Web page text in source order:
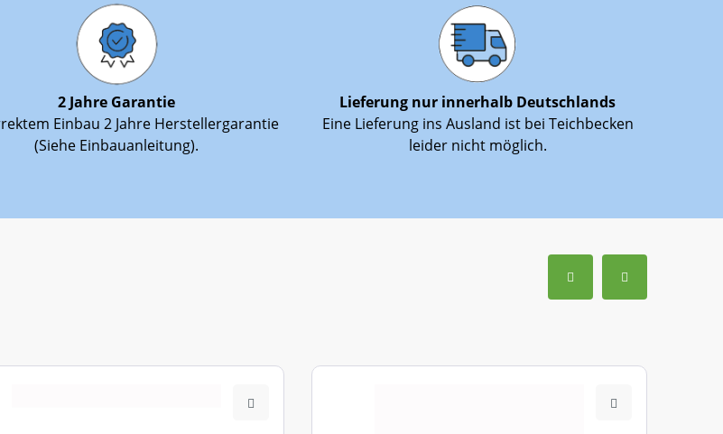
ca. 18 kg
33 cm
5 cm
2 Jahre Garantie bei richtigem Einbau
1 Person
2 Jahre Garantie
Einbau 2 Jahre Herstellergarantie
(Siehe Einbauanleitung).
Lieferung nur innerhalb Deutschlands
Eine Lieferung ins Ausland ist bei Teichbecken
leider nicht möglich.